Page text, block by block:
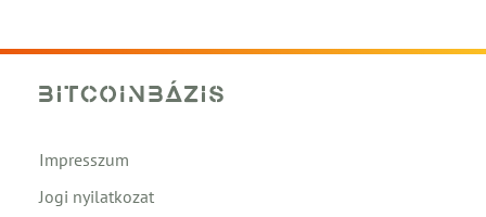
Impresszum
Jogi nyilatkozat